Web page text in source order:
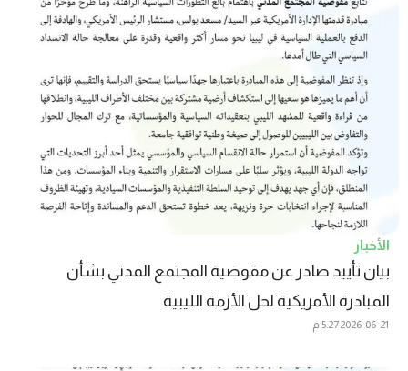
الأخبار
بيان تأييد صادر عن مفوضية المجتمع المدني بشأن
المبادرة الأمريكية لحل الأزمة الليبية
2026-06-215:27 م